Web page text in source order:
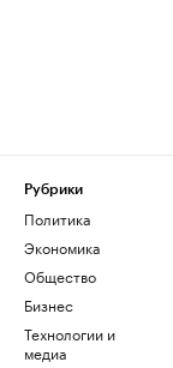
Рубрики
Политика
Экономика
Общество
Бизнес
Технологии и
медиа